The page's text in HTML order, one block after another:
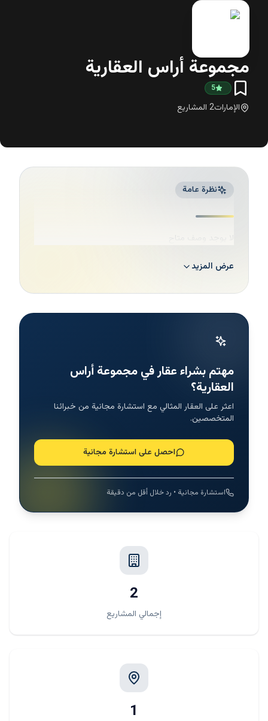
مجموعة أراس العقارية
5
الإمارات2 المشاريع
نظرة عامة
لا يوجد وصف متاح
عرض المزيد
مهتم بشراء عقار في مجموعة أراس
العقارية؟
اعثر على العقار المثالي مع استشارة مجانية من خبرائنا
المتخصصين.
احصل على استشارة مجانية
استشارة مجانية • رد خلال أقل من دقيقة
2
إجمالي المشاريع
1